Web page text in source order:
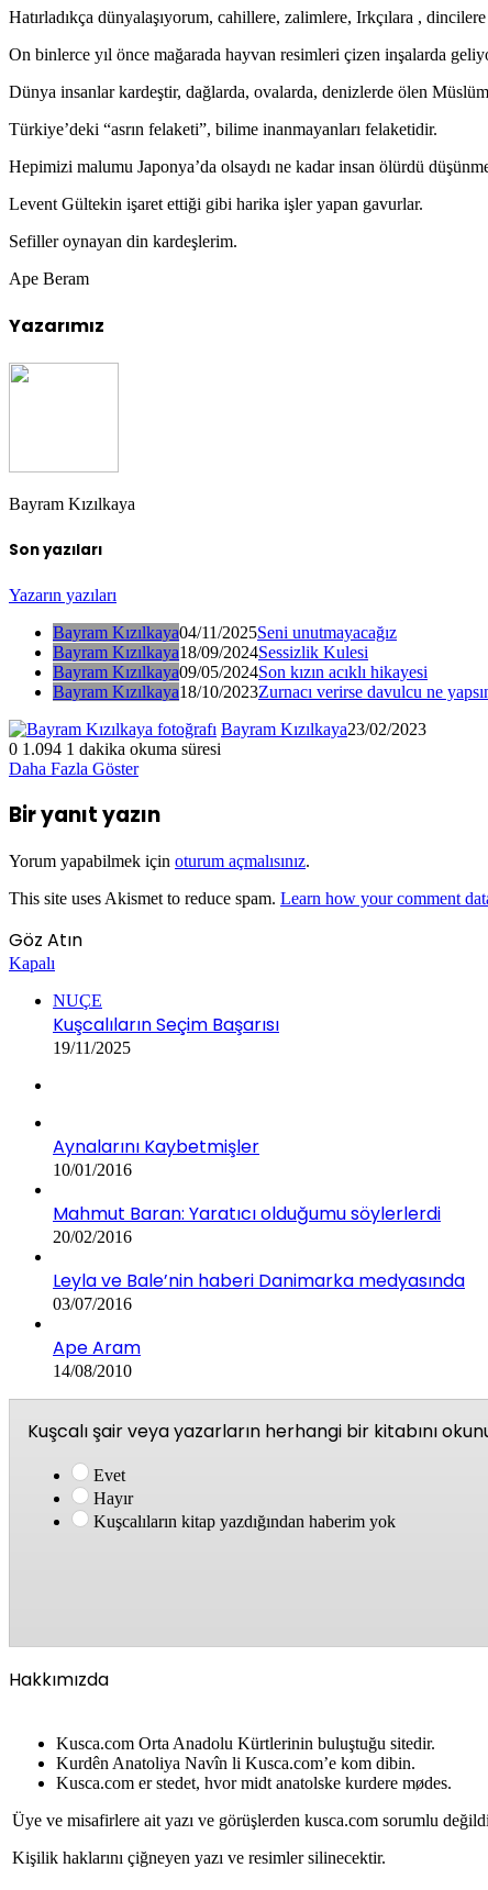
Hatırladıkça dünyalaşıyorum, cahillere, zalimlere, Irkçılara ,
On binlerce yıl önce mağarada hayvan resimleri çizen inşalarda
Dünya insanlar kardeştir, dağlarda, ovalarda, denizlerde ölen
Türkiye’deki “asrın felaketi”, bilime inanmayanları felaketidir.
Hepimizi malumu Japonya’da olsaydı ne kadar insan ölürdü
Levent Gültekin işaret ettiği gibi harika işler yapan gavurlar.
Sefiller oynayan din kardeşlerim.
Ape Beram
Yazarımız
Bayram Kızılkaya
Son yazıları
Yazarın yazıları
Bayram Kızılkaya04/11/2025Seni unutmayacağız
Bayram Kızılkaya18/09/2024Sessizlik Kulesi
Bayram Kızılkaya09/05/2024Son kızın acıklı hikayesi
Bayram Kızılkaya18/10/2023Zurnacı verirse davulcu ne
Bayram Kızılkaya23/02/2023
0 1.094 1 dakika okuma süresi
Daha Fazla Göster
Bir yanıt yazın
Yorum yapabilmek için oturum açmalısınız.
This site uses Akismet to reduce spam. Learn how your comment
Göz Atın
Kapalı
NUÇE
Kuşcalıların Seçim Başarısı
19/11/2025
Aynalarını Kaybetmişler
10/01/2016
Mahmut Baran: Yaratıcı olduğumu söylerlerdi
20/02/2016
Leyla ve Bale’nin haberi Danimarka medyasında
03/07/2016
Ape Aram
14/08/2010
Kuşcalı şair veya yazarların herhangi bir kitabını
Evet
Hayır
Kuşcalıların kitap yazdığından haberim yok
Hakkımızda
Kusca.com Orta Anadolu Kürtlerinin buluştuğu sitedir.
Kurdên Anatoliya Navîn li Kusca.com’e kom dibin.
Kusca.com er stedet, hvor midt anatolske kurdere mødes.
Üye ve misafirlere ait yazı ve görüşlerden kusca.com sorumlu
Kişilik haklarını çiğneyen yazı ve resimler silinecektir.